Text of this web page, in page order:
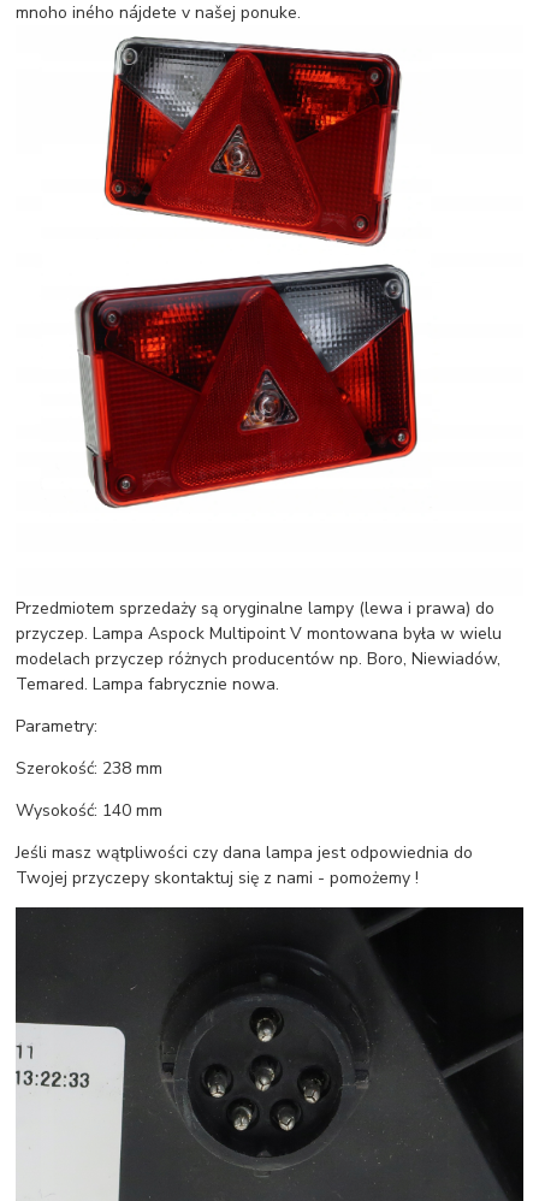
mnoho iného nájdete v našej ponuke.
Przedmiotem sprzedaży są oryginalne lampy (lewa i prawa) do
przyczep. Lampa Aspock Multipoint V montowana była w wielu
modelach przyczep różnych producentów np. Boro, Niewiadów,
Temared. Lampa fabrycznie nowa.
Parametry:
Szerokość: 238 mm
Wysokość: 140 mm
Jeśli masz wątpliwości czy dana lampa jest odpowiednia do
Twojej przyczepy skontaktuj się z nami - pomożemy !